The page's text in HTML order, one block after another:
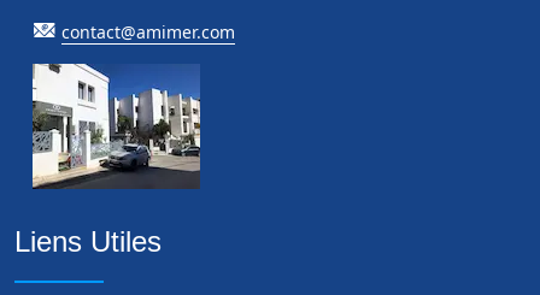
contact@amimer.com
Liens Utiles